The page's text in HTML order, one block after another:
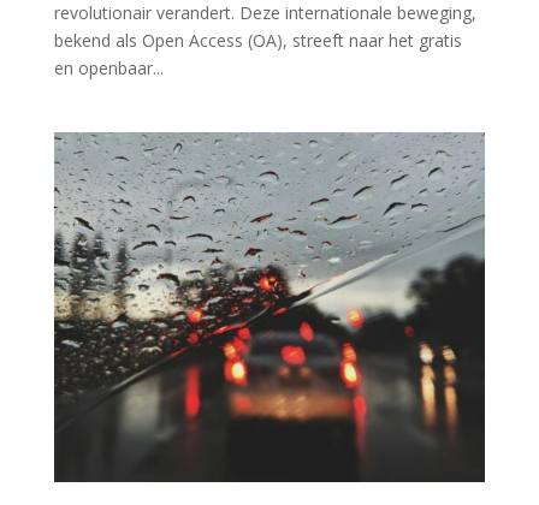
revolutionair verandert. Deze internationale beweging,
bekend als Open Access (OA), streeft naar het gratis
en openbaar...